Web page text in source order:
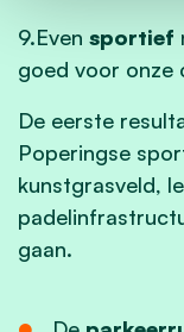
9.Even sportief
goed voor onze
De eerste
Poperingse
kunstgrasveld,
gaan.